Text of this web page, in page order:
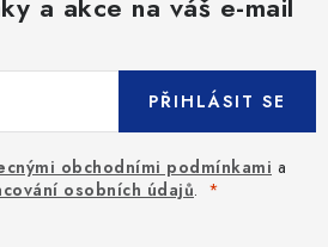
obchodními podmínkami a
osobních údajů.
PŘIHLÁSIT SE